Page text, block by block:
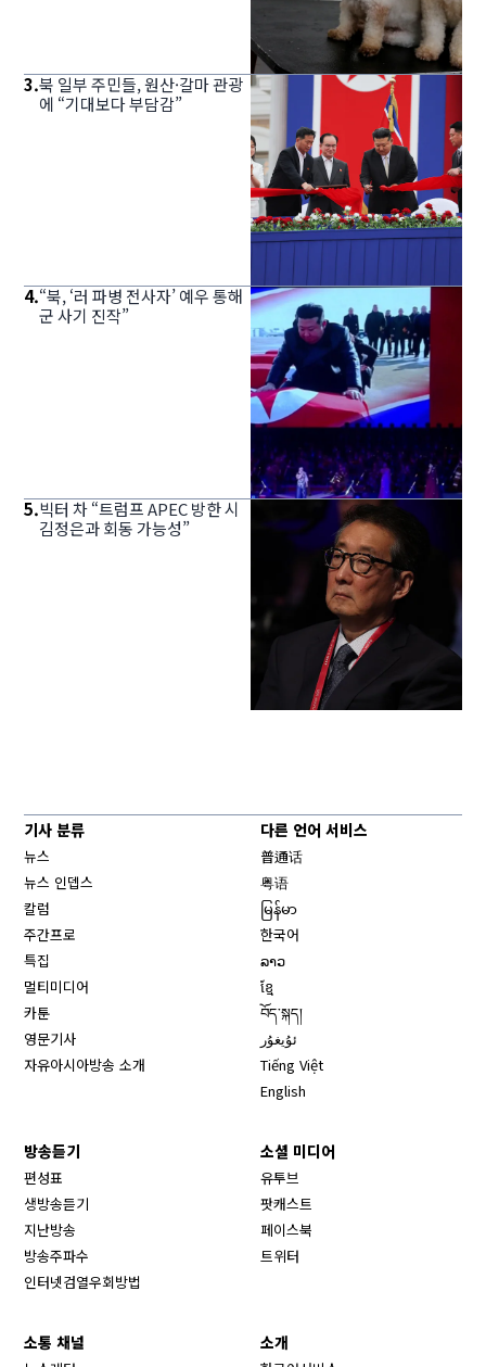
3.북 일부 주민들, 원산·갈마 관광
에 “기대보다 부담감”
4.“북, ‘러 파병 전사자’ 예우 통해
군 사기 진작”
5.빅터 차 “트럼프 APEC 방한 시
김정은과 회동 가능성”
기사 분류
뉴스
뉴스 인뎁스
칼럼
주간프로
특집
멀티미디어
카툰
영문기사
자유아시아방송 소개
다른 언어 서비스
普通话
粤语
မြန်မာ
한국어
ລາວ
ខ្មែ
བོད་སྐད།
ئۇيغۇر
Tiếng Việt
English
방송듣기
편성표
생방송듣기
지난방송
방송주파수
인터넷검열우회방법
소셜 미디어
유투브
팟캐스트
페이스북
트위터
소통 채널 소개